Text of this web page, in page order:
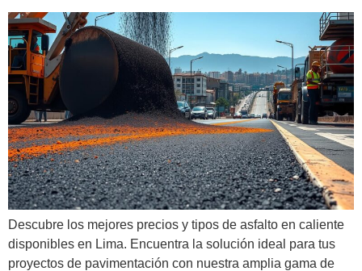
Descubre los mejores precios y tipos de asfalto en caliente
disponibles en Lima. Encuentra la solución ideal para tus
proyectos de pavimentación con nuestra amplia gama de